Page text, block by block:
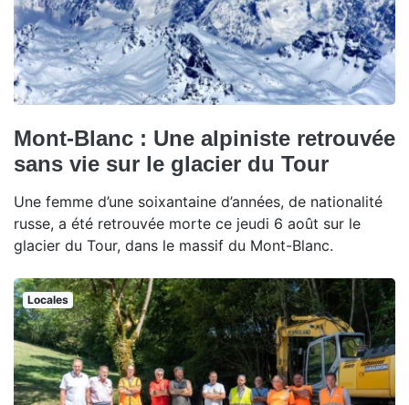
Mont-Blanc : Une alpiniste retrouvée
sans vie sur le glacier du Tour
Une femme d’une soixantaine d’années, de nationalité
russe, a été retrouvée morte ce jeudi 6 août sur le
glacier du Tour, dans le massif du Mont-Blanc.
Locales